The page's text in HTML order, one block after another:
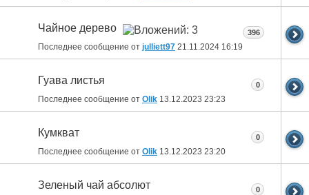
Чайное дерево
Последнее сообщение от julliett97 21.11.2024 16:19
396
Гуава листья
Последнее сообщение от Olik 13.12.2023 23:23
0
Кумкват
Последнее сообщение от Olik 13.12.2023 23:20
0
Зеленый чай абсолют 0